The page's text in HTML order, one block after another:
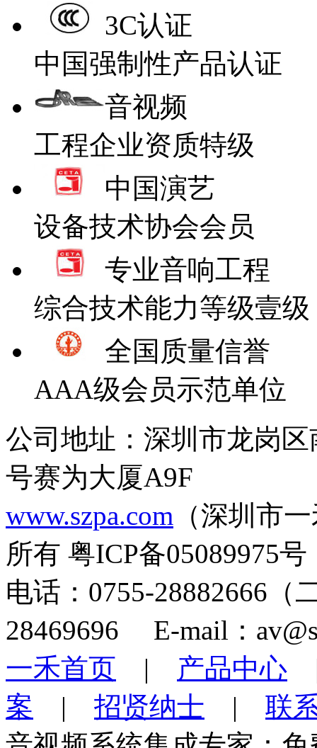
3C认证
中国强制性产品认证
音视频
工程企业资质特级
中国演艺
设备技术协会会员
专业音响工程
综合技术能力等级壹级
全国质量信誉
AAA级会员示范单位
公司地址：深圳市龙岗
号赛为大厦A9F
www.szpa.com （深圳市
所有 粤ICP备05089975号
电话：0755-28882666
28469696 E-mail：
一禾首页 | 产品中心
案 | 招贤纳士 | 联